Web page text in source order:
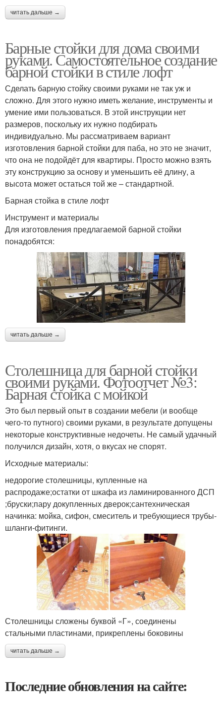
читать дальше →
Барные стойки для дома своими
руками. Самостоятельное создание
барной стойки в стиле лофт
Сделать барную стойку своими руками не так уж и
сложно. Для этого нужно иметь желание, инструменты и
умение ими пользоваться. В этой инструкции нет
размеров, поскольку их нужно подбирать
индивидуально. Мы рассматриваем вариант
изготовления барной стойки для паба, но это не значит,
что она не подойдёт для квартиры. Просто можно взять
эту конструкцию за основу и уменьшить её длину, а
высота может остаться той же – стандартной.
Барная стойка в стиле лофт
Инструмент и материалы
Для изготовления предлагаемой барной стойки
понадобятся:
читать дальше →
Столешница для барной стойки
своими руками. Фотоотчет №3:
Барная стойка с мойкой
Это был первый опыт в создании мебели (и вообще
чего-то путного) своими руками, в результате допущены
некоторые конструктивные недочеты. Не самый удачный
получился дизайн, хотя, о вкусах не спорят.
Исходные материалы:
недорогие столешницы, купленные на
распродаже;остатки от шкафа из ламинированного ДСП
;бруски;пару докупленных дверок;сантехническая
начинка: мойка, сифон, смеситель и требующиеся трубы-
шланги-фитинги.
Столешницы сложены буквой «Г», соединены
стальными пластинами, прикреплены боковины
читать дальше →
Последние обновления на сайте: